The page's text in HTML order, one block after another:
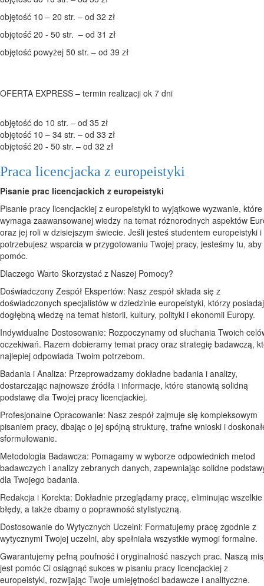
objętość 10 – 20 str. – od 32 zł
objętość 20 - 50 str. – od 31 zł
objętość powyżej 50 str. – od 39 zł
OFERTA EXPRESS – termin realizacji ok 7 dni
objętość do 10 str. – od 35 zł
objętość 10 – 34 str. – od 33 zł
objętość 20 - 50 str. – od 32 zł
Praca licencjacka z europeistyki
Pisanie prac licencjackich z europeistyki
Pisanie pracy licencjackiej z europeistyki to wyjątkowe wyzwanie, które
wymaga zaawansowanej wiedzy na temat różnorodnych aspektów
oraz jej roli w dzisiejszym świecie. Jeśli jesteś studentem europeistyki i
potrzebujesz wsparcia w przygotowaniu Twojej pracy, jesteśmy tu, aby
pomóc.
Dlaczego Warto Skorzystać z Naszej Pomocy?
Doświadczony Zespół Ekspertów: Nasz zespół składa się z
doświadczonych specjalistów w dziedzinie europeistyki, którzy
dogłębną wiedzę na temat historii, kultury, polityki i ekonomii Europy.
Indywidualne Dostosowanie: Rozpoczynamy od słuchania Twoich
oczekiwań. Razem dobieramy temat pracy oraz strategię badawczą,
najlepiej odpowiada Twoim potrzebom.
Badania i Analiza: Przeprowadzamy dokładne badania i analizy,
dostarczając najnowsze źródła i informacje, które stanowią solidną
podstawę dla Twojej pracy licencjackiej.
Profesjonalne Opracowanie: Nasz zespół zajmuje się kompleksowym
pisaniem pracy, dbając o jej spójną strukturę, trafne wnioski i
sformułowanie.
Metodologia Badawcza: Pomagamy w wyborze odpowiednich metod
badawczych i analizy zebranych danych, zapewniając solidne
dla Twojego badania.
Redakcja i Korekta: Dokładnie przeglądamy pracę, eliminując wszelkie
błędy, a także dbamy o poprawność stylistyczną.
Dostosowanie do Wytycznych Uczelni: Formatujemy pracę zgodnie z
wytycznymi Twojej uczelni, aby spełniała wszystkie wymogi formalne.
Gwarantujemy pełną poufność i oryginalność naszych prac. Naszą
jest pomóc Ci osiągnąć sukces w pisaniu pracy licencjackiej z
europeistyki, rozwijając Twoje umiejętności badawcze i analityczne.